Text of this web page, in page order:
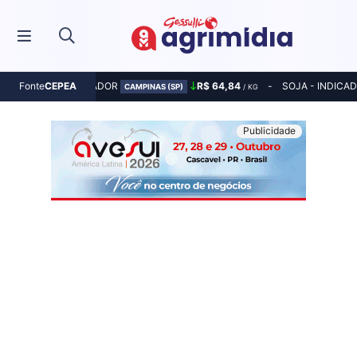
FonteCEPEA
MILHO - INDICADOR CAMPINAS (SP) R$ 64,84 / KG SOJA -